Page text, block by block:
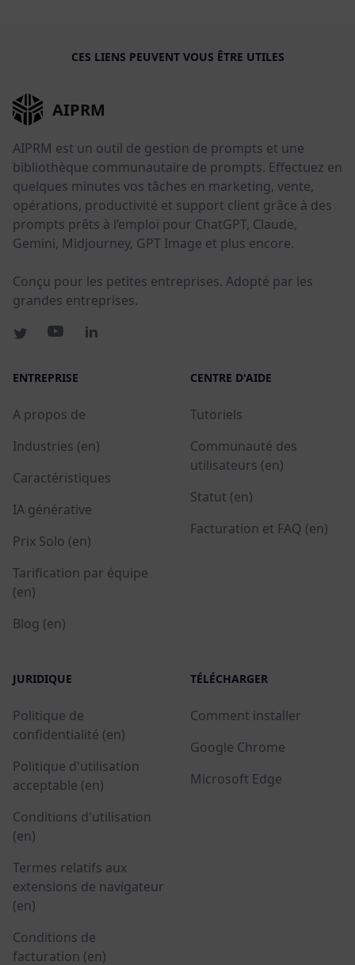
CES LIENS PEUVENT VOUS ÊTRE UTILES
AIPRM
AIPRM est un outil de gestion de prompts et une
bibliothèque communautaire de prompts. Effectuez en
quelques minutes vos tâches en marketing, vente,
opérations, productivité et support client grâce à des
prompts prêts à l’emploi pour ChatGPT, Claude,
Gemini, Midjourney, GPT Image et plus encore.
Conçu pour les petites entreprises. Adopté par les
grandes entreprises.
ENTREPRISE
A propos de
Industries (en)
Caractéristiques
IA générative
Prix Solo (en)
Tarification par équipe
(en)
Blog (en)
CENTRE D'AIDE
Tutoriels
Communauté des
utilisateurs (en)
Statut (en)
Facturation et FAQ (en)
JURIDIQUE
Politique de
confidentialité (en)
Politique d'utilisation
acceptable (en)
Conditions d'utilisation
(en)
Termes relatifs aux
extensions de navigateur
(en)
Conditions de
facturation (en)
TÉLÉCHARGER
Comment installer
Google Chrome
Microsoft Edge